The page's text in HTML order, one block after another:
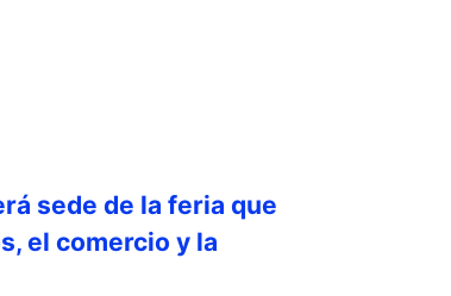
sede de la feria que
el comercio y la